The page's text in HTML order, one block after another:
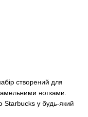
створений для
нотками.
Starbucks у будь-який